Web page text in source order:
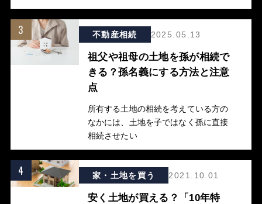
3 不動産相続 2025.05.13
祖父や祖母の土地を孫が相続で
きる？孫名義にする方法と注意
点
所有する土地の相続を考えている方の
なかには、土地を子ではなく孫に直接
相続させたい
4 家・土地を買う 2021.10.01
安く土地が買える？「10年特